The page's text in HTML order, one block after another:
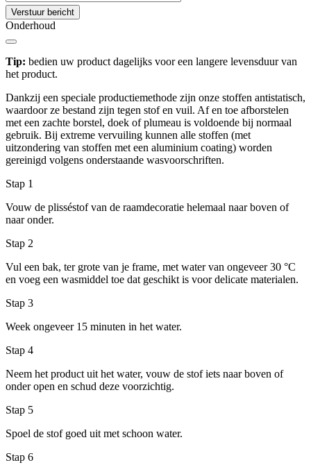
Verstuur bericht
Onderhoud
Tip: bedien uw product dagelijks voor een langere levensduur van
het product.
Dankzij een speciale productiemethode zijn onze stoffen antistatisch,
waardoor ze bestand zijn tegen stof en vuil. Af en toe afborstelen
met een zachte borstel, doek of plumeau is voldoende bij normaal
gebruik. Bij extreme vervuiling kunnen alle stoffen (met
uitzondering van stoffen met een aluminium coating) worden
gereinigd volgens onderstaande wasvoorschriften.
Stap 1
Vouw de plisséstof van de raamdecoratie helemaal naar boven of
naar onder.
Stap 2
Vul een bak, ter grote van je frame, met water van ongeveer 30 °C
en voeg een wasmiddel toe dat geschikt is voor delicate materialen.
Stap 3
Week ongeveer 15 minuten in het water.
Stap 4
Neem het product uit het water, vouw de stof iets naar boven of
onder open en schud deze voorzichtig.
Stap 5
Spoel de stof goed uit met schoon water.
Stap 6